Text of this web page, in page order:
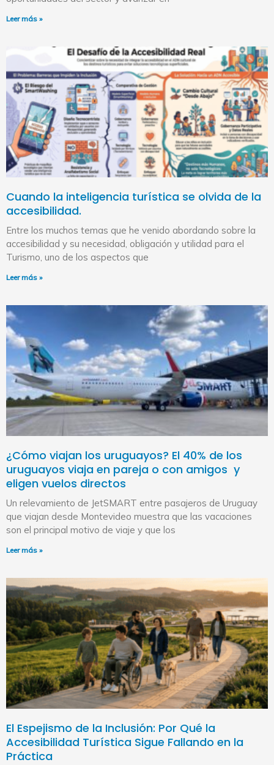
Leer más »
Cuando la inteligencia turística se olvida de la
accesibilidad.
Entre los muchos temas que he venido abordando sobre la
accesibilidad y su necesidad, obligación y utilidad para el
Turismo, uno de los aspectos que
Leer más »
¿Cómo viajan los uruguayos? El 40% de los
uruguayos viaja en pareja o con amigos y
eligen vuelos directos
Un relevamiento de JetSMART entre pasajeros de Uruguay
que viajan desde Montevideo muestra que las vacaciones
son el principal motivo de viaje y que los
Leer más »
El Espejismo de la Inclusión: Por Qué la
Accesibilidad Turística Sigue Fallando en la
Práctica